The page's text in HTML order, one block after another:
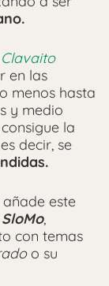
Clavaito
en las
menos hasta
y medio
la
decir, se
añade este
SloMo,
con temas
o su